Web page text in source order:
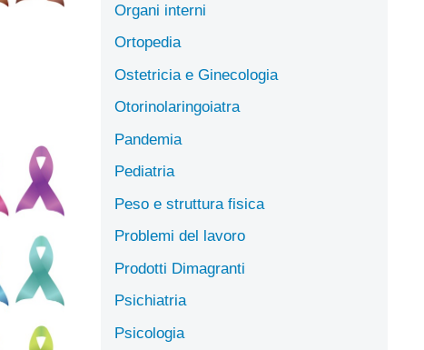
Organi interni
Ortopedia
Ostetricia e Ginecologia
Otorinolaringoiatra
Pandemia
Pediatria
Peso e struttura fisica
Problemi del lavoro
Prodotti Dimagranti
Psichiatria
Psicologia